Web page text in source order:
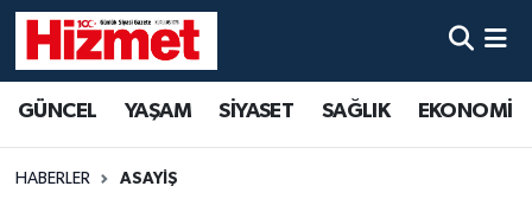
GÜNCEL YAŞAM SİYASET SAĞLIK EKONOMİ
HABERLER ASAYİŞ
YAŞAM
Denizli Hava Durumu